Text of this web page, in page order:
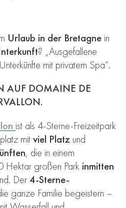
Urlaub in der Bretagnein
? „Ausgefallene
mit privatem Spa“.
AUF DOMAINE DE
ist als 4-Sterne-Freizeitpark
mitviel Platz und
, die in einem
Hektar großen Park inmitten
Der4-Sterne-
ganze Familie begeistern –